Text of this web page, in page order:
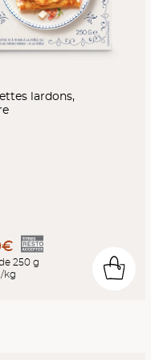
lardons,
250 g
kg
0